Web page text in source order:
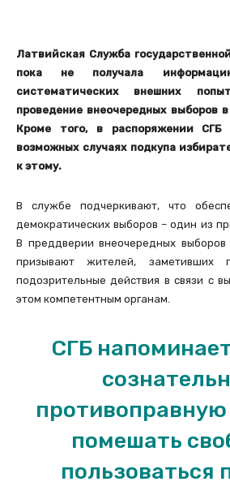
Латвийская Служба
пока не получала
систематических внешних
проведение внеочередных выборов
Кроме того, в распоряжении
возможных случаях подкупа
к этому.
В службе подчеркивают, что
демократических выборов – один из
В преддверии внеочередных
призывают жителей, заметивших
подозрительные действия в связи с
этом компетентным органам.
СГБ
помешать
пользоваться